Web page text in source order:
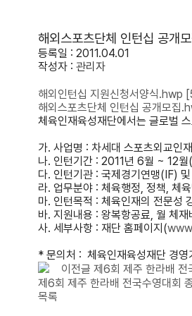
해외스포츠단체 인턴십 공개
등록일 : 2011.04.01
작성자 : 관리자
해외인턴십 지원신청서양식.hwp
해외스포츠단체 인턴십 공개모집
체육인재육성재단에서는 글로벌
가. 사업명 : 차세대 스포츠외교인
나. 인턴기간 : 2011년 6월 ~ 12월
다. 인턴기관 : 국제경기연맹(IF)
라. 업무분야 : 체육행정, 정책, 체
마. 인턴목적 : 체육인재의 전문성
바. 지원내용 : 왕복항공료, 월 체
사. 세부사항 : 재단 홈페이지(
* 문의처 : 체육인재육성재단 경
이전글 제6회 제주 한라배 전
제6회 제주 한라배 전국수영대회
목록